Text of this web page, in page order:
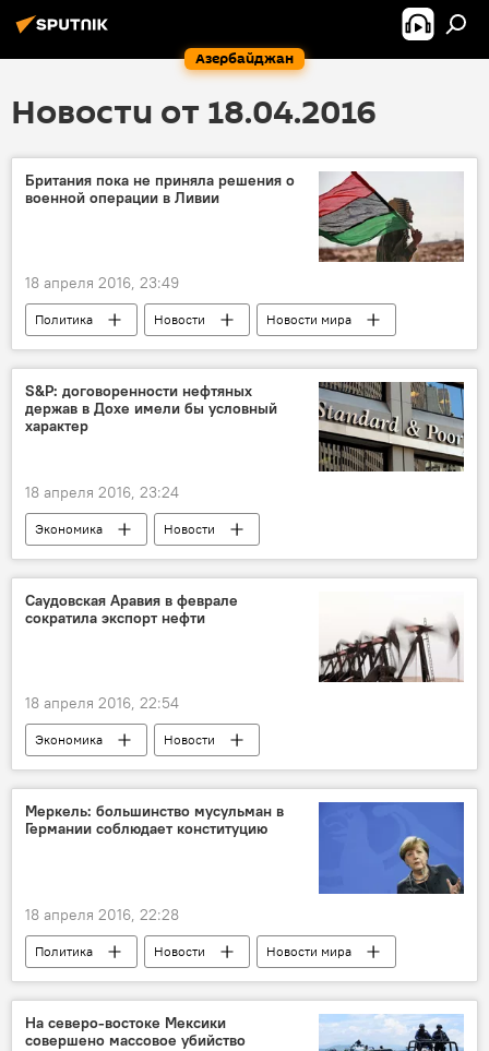
Азербайджан
Новости от 18.04.2016
Британия пока не приняла решения о
военной операции в Ливии
18 апреля 2016, 23:49
Политика Новости Новости мира
S&P: договоренности нефтяных
держав в Дохе имели бы условный
характер
18 апреля 2016, 23:24
Экономика
Новости
Новости мира
Саудовская Аравия в феврале
сократила экспорт нефти
18 апреля 2016, 22:54
Экономика
Новости
Новости мира
Меркель: большинство мусульман в
Германии соблюдает конституцию
18 апреля 2016, 22:28
Политика Новости Новости мира
На северо-востоке Мексики
совершено массовое убийство